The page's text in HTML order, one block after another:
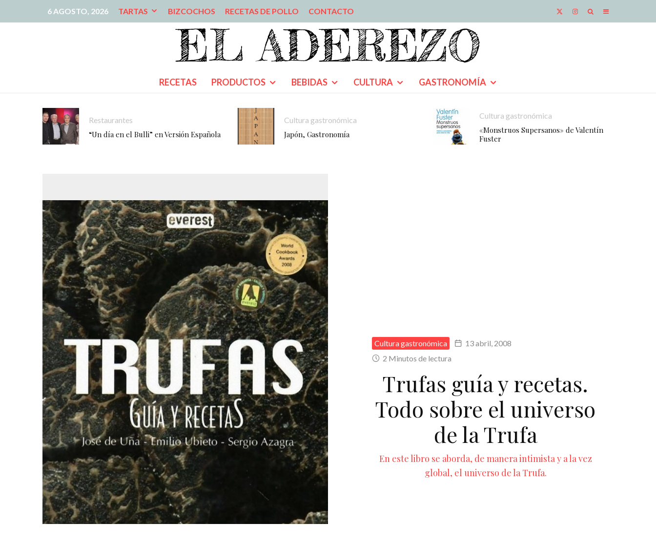
6 AGOSTO, 2026 TARTAS BIZCOCHOS RECETAS DE POLLO CONTACTO
RECETAS PRODUCTOS BEBIDAS CULTURA GASTRONOMÍA
Restaurantes
“Un día en el Bulli” en Versión Española
Cultura gastronómica
Japón, Gastronomía
Cultura gastronómica
«Monstruos Supersanos» de Valentín
Fuster
Cultura gastronómica
13 abril, 2008
2 Minutos de lectura
Trufas guía y recetas.
Todo sobre el universo
de la Trufa
En este libro se aborda, de manera intimista y a la vez
global, el universo de la Trufa.